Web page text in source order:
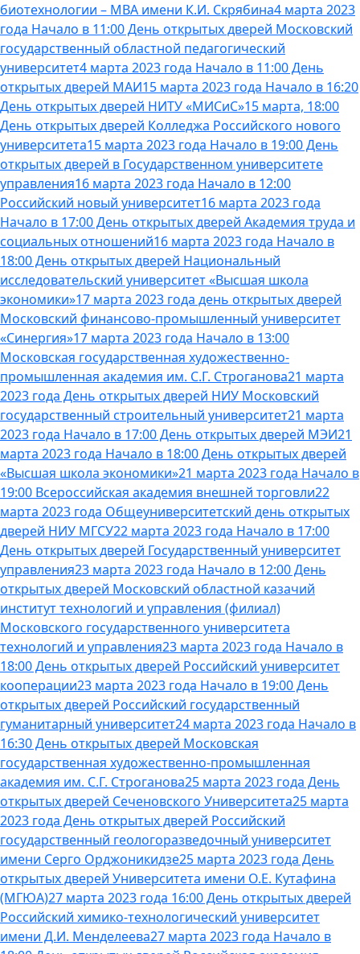
биотехнологии – МВА имени К.И. Скрябина4 марта 2023
года Начало в 11:00 День открытых дверей Московский
государственный областной педагогический
университет4 марта 2023 года Начало в 11:00 День
открытых дверей МАИ15 марта 2023 года Начало в 16:20
День открытых дверей НИТУ «МИСиС»15 марта, 18:00
День открытых дверей Колледжа Российского нового
университета15 марта 2023 года Начало в 19:00 День
открытых дверей в Государственном университете
управления16 марта 2023 года Начало в 12:00
Российский новый университет16 марта 2023 года
Начало в 17:00 День открытых дверей Академия труда и
социальных отношений16 марта 2023 года Начало в
18:00 День открытых дверей Национальный
исследовательский университет «Высшая школа
экономики»17 марта 2023 года день открытых дверей
Московский финансово-промышленный университет
«Синергия»17 марта 2023 года Начало в 13:00
Московская государственная художественно-
промышленная академия им. С.Г. Строганова21 марта
2023 года День открытых дверей НИУ Московский
государственный строительный университет21 марта
2023 года Начало в 17:00 День открытых дверей МЭИ21
марта 2023 года Начало в 18:00 День открытых дверей
«Высшая школа экономики»21 марта 2023 года Начало в
19:00 Всероссийская академия внешней торговли22
марта 2023 года Общеуниверситетский день открытых
дверей НИУ МГСУ22 марта 2023 года Начало в 17:00
День открытых дверей Государственный университет
управления23 марта 2023 года Начало в 12:00 День
открытых дверей Московский областной казачий
институт технологий и управления (филиал)
Московского государственного университета
технологий и управления23 марта 2023 года Начало в
18:00 День открытых дверей Российский университет
кооперации23 марта 2023 года Начало в 19:00 День
открытых дверей Российский государственный
гуманитарный университет24 марта 2023 года Начало в
16:30 День открытых дверей Московская
государственная художественно-промышленная
академия им. С.Г. Строганова25 марта 2023 года День
открытых дверей Сеченовского Университета25 марта
2023 года День открытых дверей Российский
государственный геологоразведочный университет
имени Серго Орджоникидзе25 марта 2023 года День
открытых дверей Университета имени О.Е. Кутафина
(МГЮА)27 марта 2023 года 16:00 День открытых дверей
Российский химико-технологический университет
имени Д.И. Менделеева27 марта 2023 года Начало в